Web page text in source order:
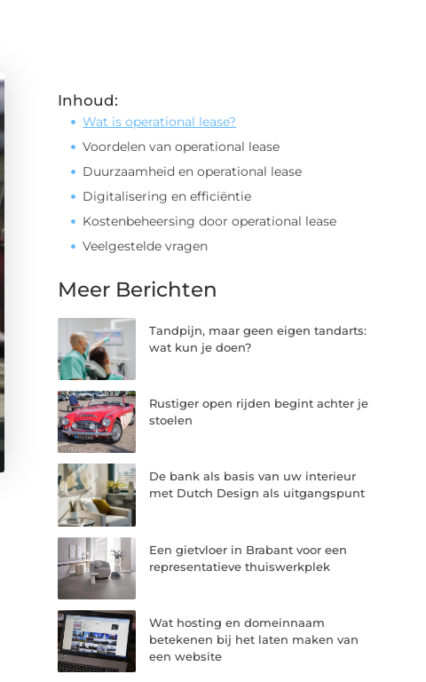
Inhoud:
Wat is operational lease?
Voordelen van operational lease
Duurzaamheid en operational lease
Digitalisering en efficiëntie
Kostenbeheersing door operational lease
Veelgestelde vragen
Meer Berichten
Tandpijn, maar geen eigen tandarts:
wat kun je doen?
Rustiger open rijden begint achter je
stoelen
De bank als basis van uw interieur
met Dutch Design als uitgangspunt
Een gietvloer in Brabant voor een
representatieve thuiswerkplek
Wat hosting en domeinnaam
betekenen bij het laten maken van
een website